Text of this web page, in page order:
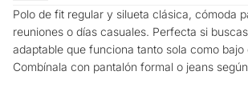
Polo de fit regular y silueta clásica, cómoda
reuniones o días casuales. Perfecta si
adaptable que funciona tanto sola como bajo
Combínala con pantalón formal o jeans